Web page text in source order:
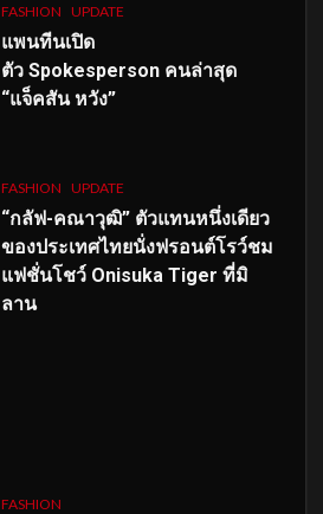
FASHION UPDATE
แพนทีนเปิด
ตัว Spokesperson คนล่าสุด
“แจ็คสัน หวัง”
FASHION UPDATE
“กลัฟ-คณาวุฒิ” ตัวแทนหนึ่งเดียว
ของประเทศไทยนั่งฟรอนต์โรว์ชม
แฟชั่นโชว์ Onisuka Tiger ที่มิ
ลาน
FASHION